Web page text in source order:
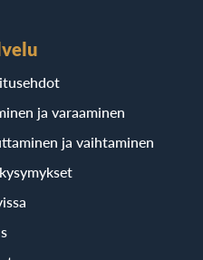
ja varaaminen
ja vaihtaminen